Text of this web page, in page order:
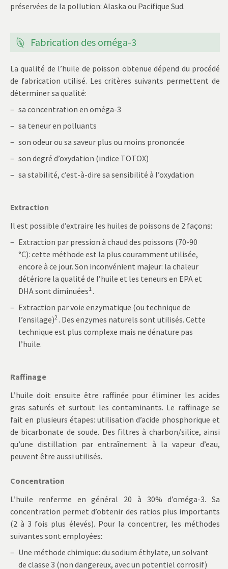
préservées de la pollution: Alaska ou Pacifique Sud.
Fabrication des oméga-3
La qualité de l’huile de poisson obtenue dépend du procédé
de fabrication utilisé. Les critères suivants permettent de
déterminer sa qualité:
sa concentration en oméga-3
sa teneur en polluants
son odeur ou sa saveur plus ou moins prononcée
son degré d’oxydation (indice TOTOX)
sa stabilité, c’est-à-dire sa sensibilité à l’oxydation
Extraction
Il est possible d’extraire les huiles de poissons de 2 façons:
Extraction par pression à chaud des poissons (70-90
°C): cette méthode est la plus couramment utilisée,
encore à ce jour. Son inconvénient majeur: la chaleur
détériore la qualité de l’huile et les teneurs en EPA et
DHA sont diminuées1 .
Extraction par voie enzymatique (ou technique de
l’ensilage)2 . Des enzymes naturels sont utilisés. Cette
technique est plus complexe mais ne dénature pas
l’huile.
Raffinage
L’huile doit ensuite être raffinée pour éliminer les acides
gras saturés et surtout les contaminants. Le raffinage se
fait en plusieurs étapes: utilisation d’acide phosphorique et
de bicarbonate de soude. Des filtres à charbon/silice, ainsi
qu’une distillation par entraînement à la vapeur d’eau,
peuvent être aussi utilisés.
Concentration
L’huile renferme en général 20 à 30% d’oméga-3. Sa
concentration permet d’obtenir des ratios plus importants
(2 à 3 fois plus élevés). Pour la concentrer, les méthodes
suivantes sont employées:
Une méthode chimique: du sodium éthylate, un solvant
de classe 3 (non dangereux, avec un potentiel corrosif)